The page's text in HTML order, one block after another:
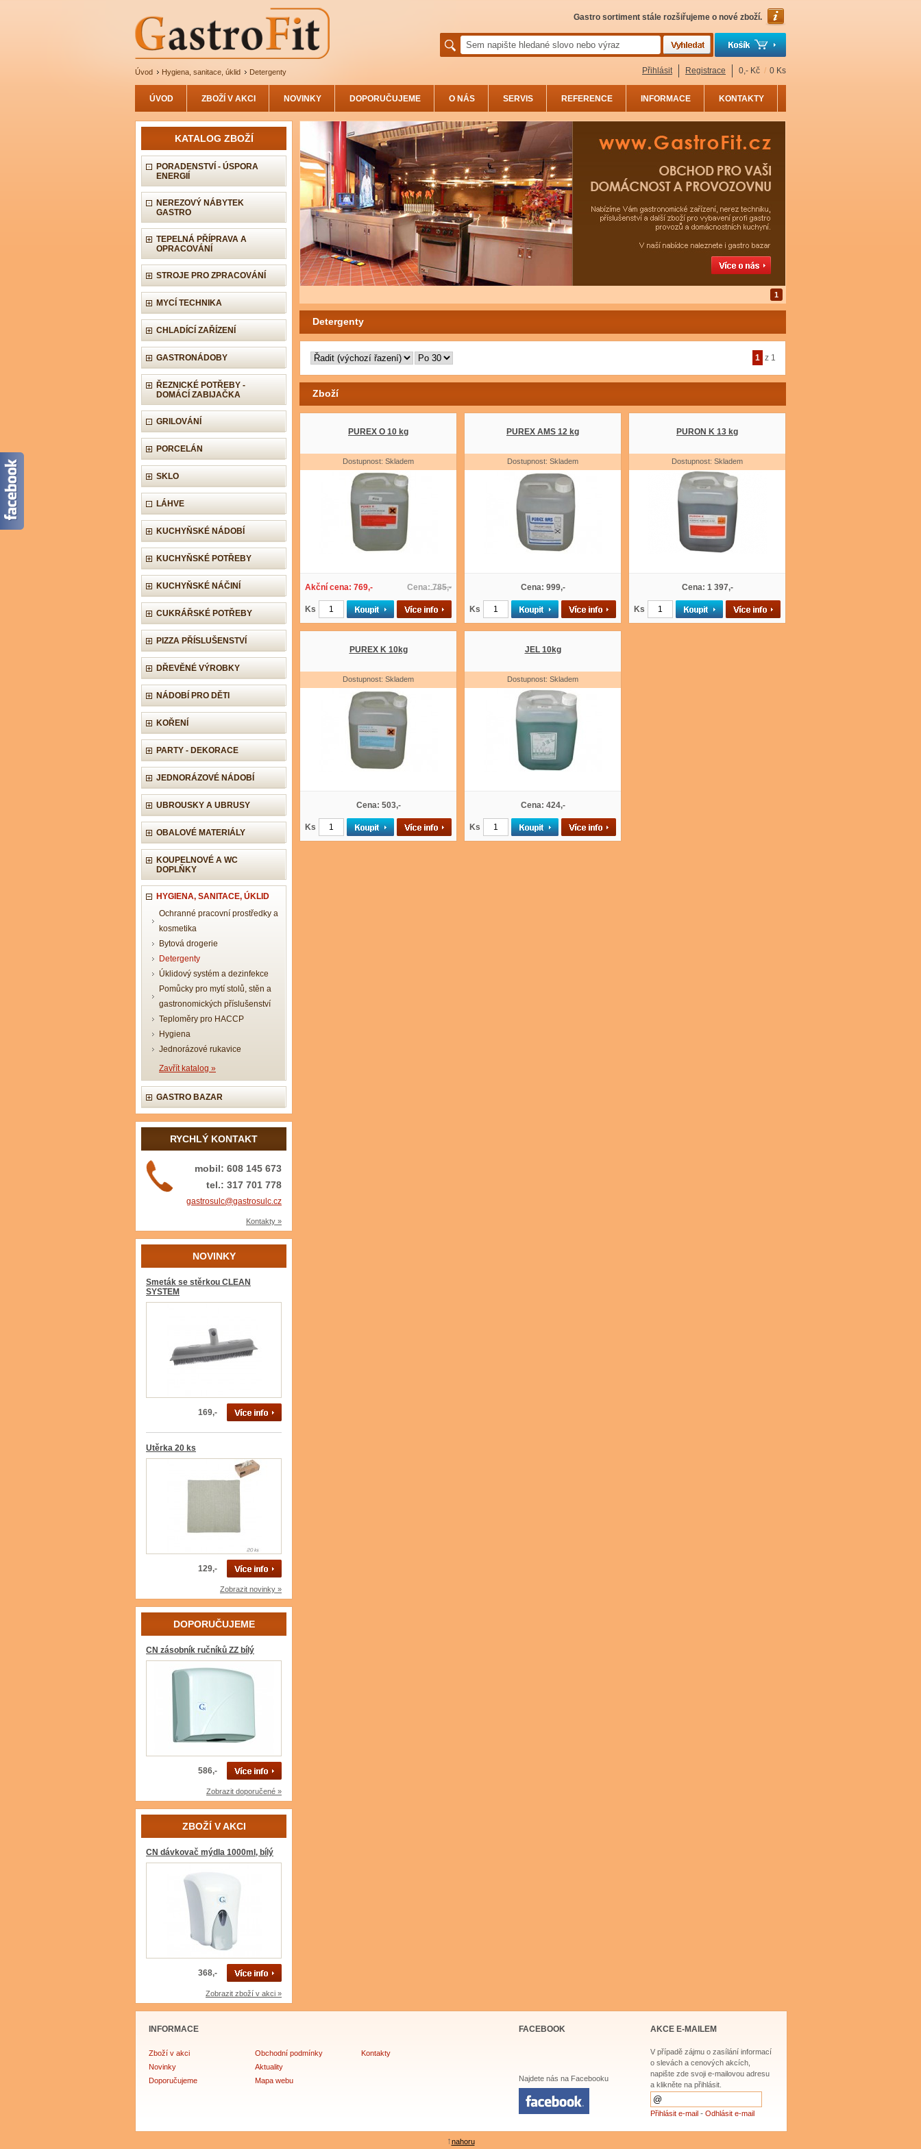
Úvod Hygiena, sanitace, úklid Detergenty
Gastro sortiment stále rozšiřujeme o nové zboží.
Přihlásit Registrace 0,- Kč / 0 Ks
ÚVOD ZBOŽÍ V AKCI NOVINKY DOPORUČUJEME O NÁS SERVIS REFERENCE INFORMACE KONTAKTY
KATALOG ZBOŽÍ
PORADENSTVÍ - ÚSPORA
ENERGIÍ
NEREZOVÝ NÁBYTEK
GASTRO
TEPELNÁ PŘÍPRAVA A
OPRACOVÁNÍ
STROJE PRO ZPRACOVÁNÍ
MYCÍ TECHNIKA
CHLADÍCÍ ZAŘÍZENÍ
GASTRONÁDOBY
ŘEZNICKÉ POTŘEBY -
DOMÁCÍ ZABIJAČKA
GRILOVÁNÍ
PORCELÁN
SKLO
LÁHVE
KUCHYŇSKÉ NÁDOBÍ
KUCHYŇSKÉ POTŘEBY
KUCHYŇSKÉ NÁČINÍ
CUKRÁŘSKÉ POTŘEBY
PIZZA PŘÍSLUŠENSTVÍ
DŘEVĚNÉ VÝROBKY
NÁDOBÍ PRO DĚTI
KOŘENÍ
PARTY - DEKORACE
JEDNORÁZOVÉ NÁDOBÍ
UBROUSKY A UBRUSY
OBALOVÉ MATERIÁLY
KOUPELNOVÉ A WC
DOPLŇKY
HYGIENA, SANITACE, ÚKLID
Ochranné pracovní prostředky a
kosmetika
Bytová drogerie
Detergenty
Úklidový systém a dezinfekce
Pomůcky pro mytí stolů, stěn a
gastronomických příslušenství
Teploměry pro HACCP
Hygiena
Jednorázové rukavice
Zavřít katalog »
GASTRO BAZAR
RYCHLÝ KONTAKT
mobil: 608 145 673
tel.: 317 701 778
gastrosulc@gastrosulc.cz
Kontakty »
NOVINKY
Smeták se stěrkou CLEAN
SYSTEM
169,-
Utěrka 20 ks
129,-
Zobrazit novinky »
DOPORUČUJEME
CN zásobník ručníků ZZ bílý
586,-
Zobrazit doporučené »
ZBOŽÍ V AKCI
CN dávkovač mýdla 1000ml, bílý
368,-
Zobrazit zboží v akci »
1
Detergenty
Zboží
1 z 1
PUREX O 10 kg
Dostupnost: Skladem
Cena: 785,-
Akční cena: 769,-
Ks
PUREX AMS 12 kg
Dostupnost: Skladem
Cena: 999,-
Ks
PURON K 13 kg
Dostupnost: Skladem
Cena: 1 397,-
Ks
PUREX K 10kg
Dostupnost: Skladem
Cena: 503,-
Ks
JEL 10kg
Dostupnost: Skladem
Cena: 424,-
Ks
INFORMACE
Zboží v akci
Novinky
Doporučujeme
Obchodní podmínky
Aktuality
Mapa webu
Kontakty
FACEBOOK
Najdete nás na Facebooku
AKCE E-MAILEM
V případě zájmu o zasílání informací
o slevách a cenových akcích,
napište zde svoji e-mailovou adresu
a klikněte na přihlásit.
Přihlásit e-mail - Odhlásit e-mail
↑nahoru